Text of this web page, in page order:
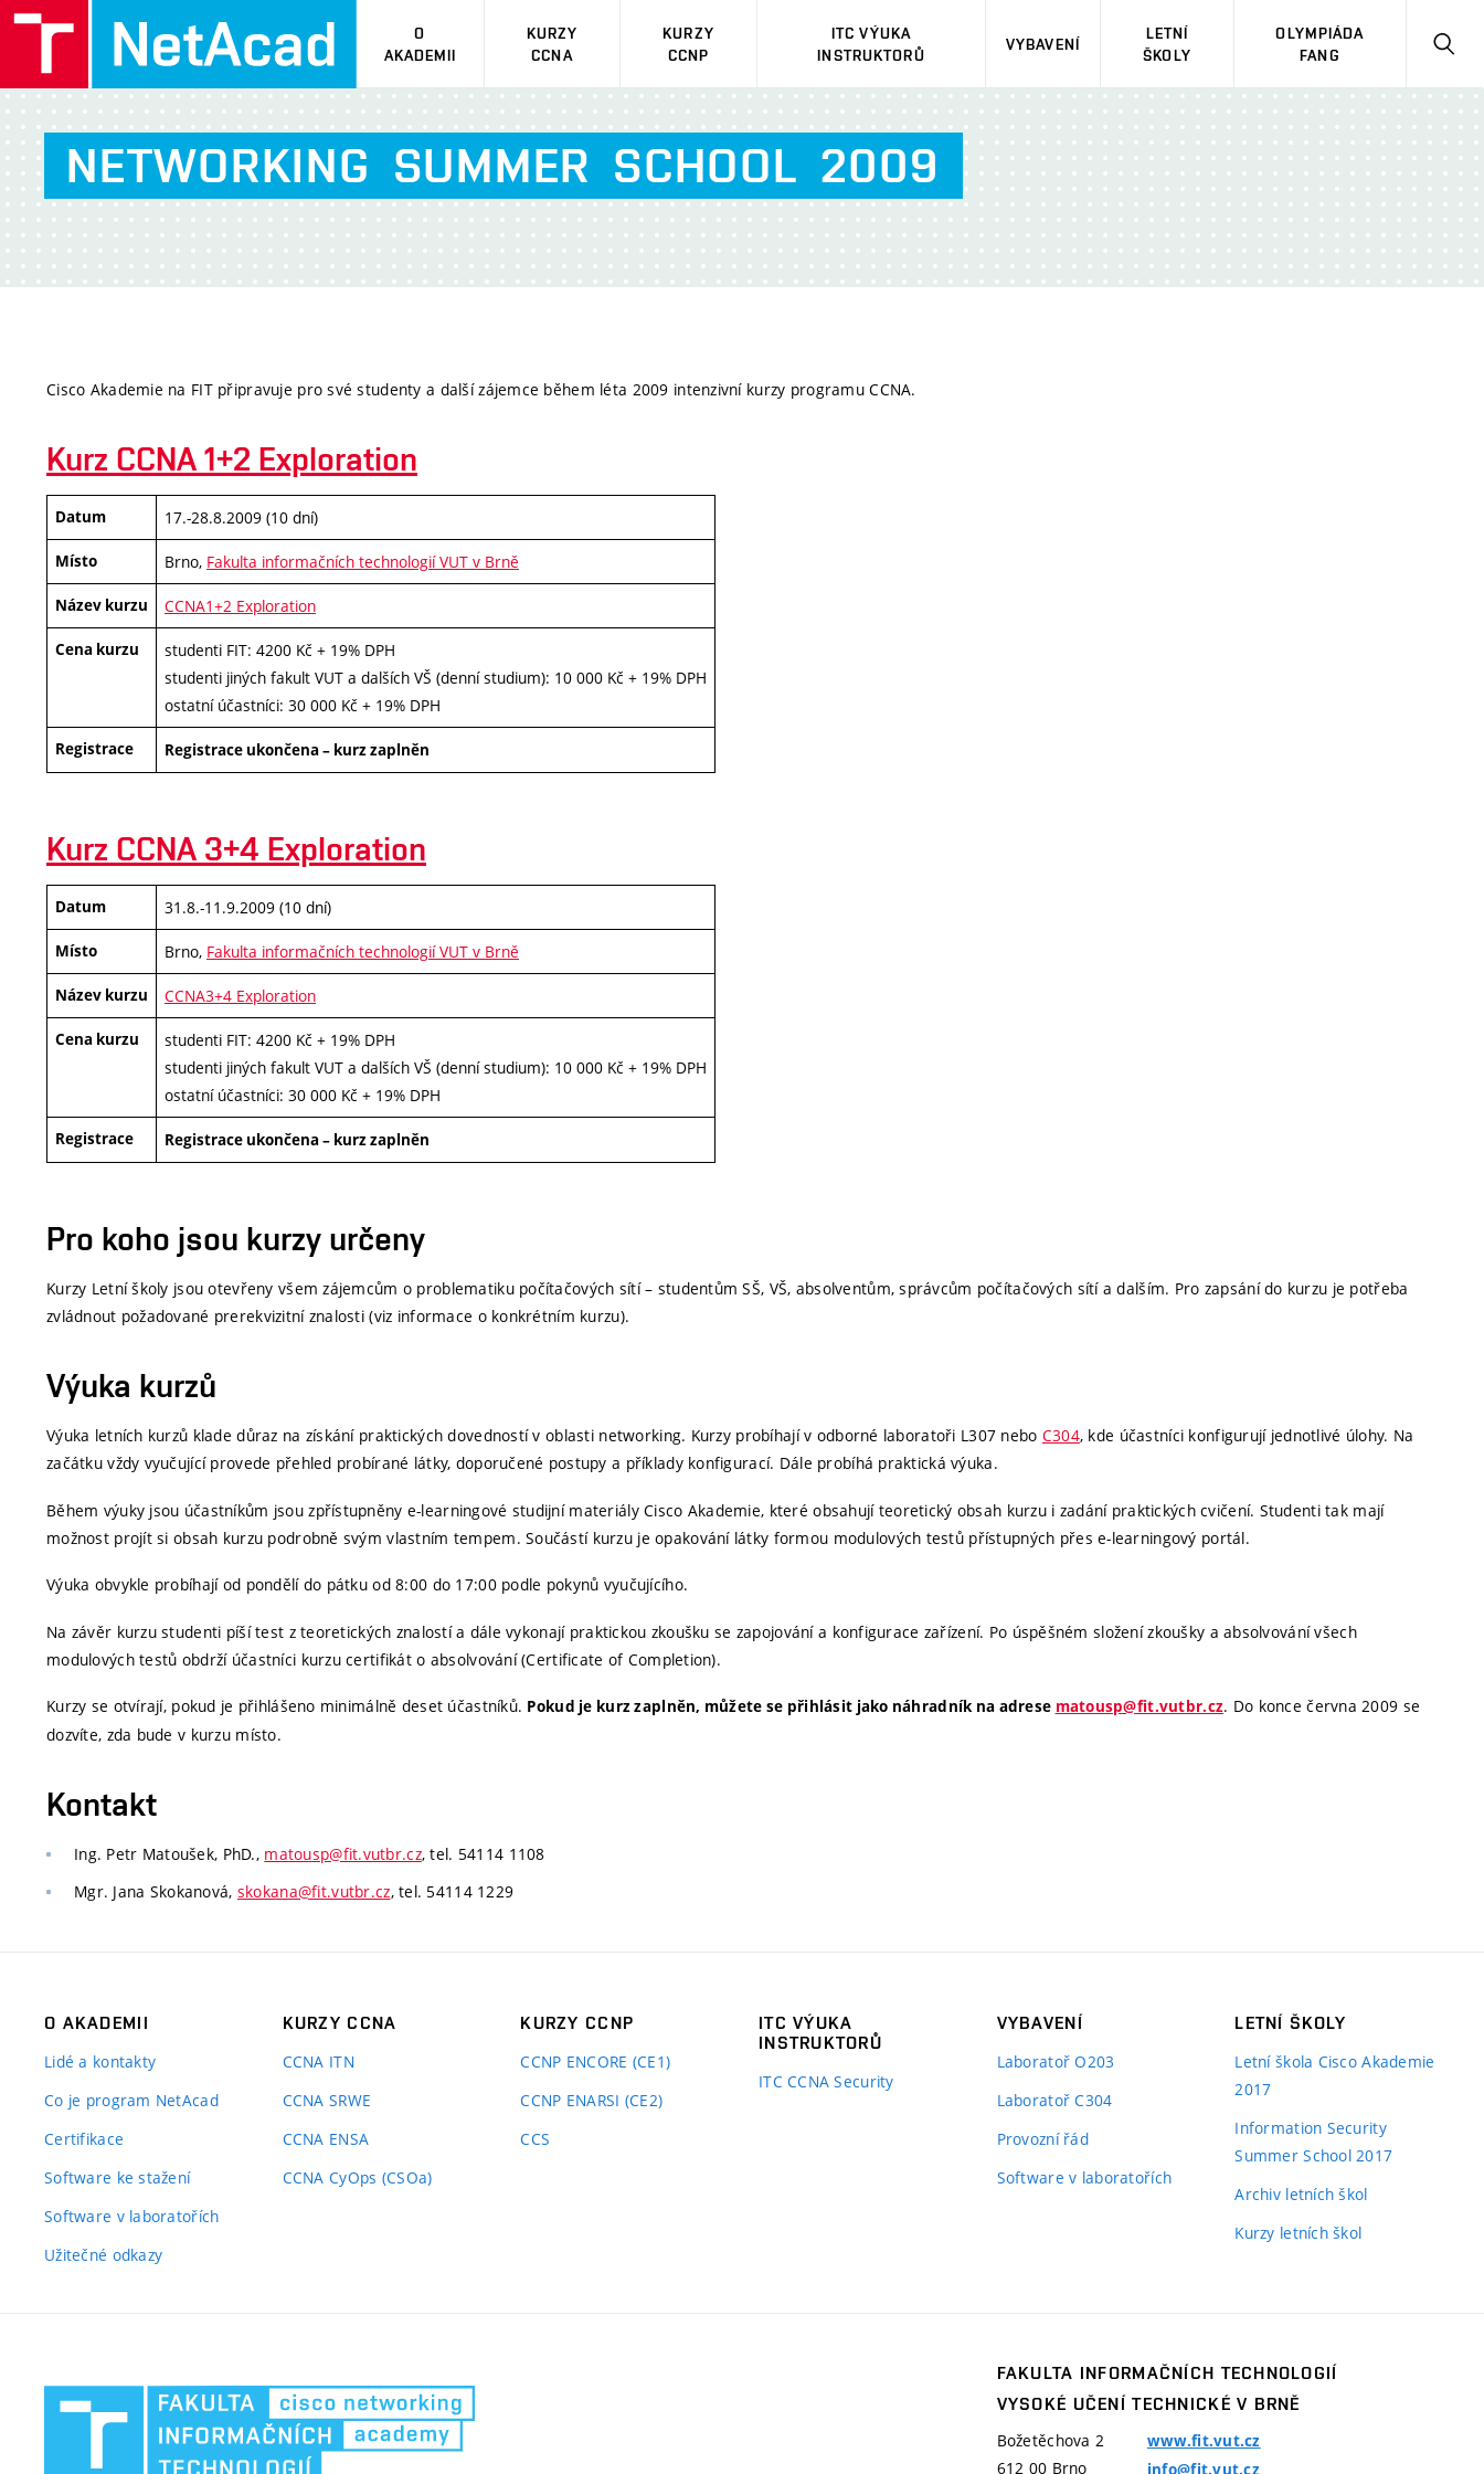
O
AKADEMII
KURZY
CCNA
KURZY
CCNP
ITC VÝUKA
INSTRUKTORŮ
VYBAVENÍ
LETNÍ
ŠKOLY
OLYMPIÁDA
FANG
NETWORKING SUMMER SCHOOL 2009
Cisco Akademie na FIT připravuje pro své studenty a další zájemce během léta 2009 intenzivní kurzy programu CCNA.
Kurz CCNA 1+2 Exploration
Datum 17.-28.8.2009 (10 dní)
Místo Brno, Fakulta informačních technologií VUT v Brně
Název kurzu CCNA1+2 Exploration
Cena kurzu
studenti FIT: 4200 Kč + 19% DPH
studenti jiných fakult VUT a dalších VŠ (denní studium): 10 000 Kč + 19% DPH
ostatní účastníci: 30 000 Kč + 19% DPH
Registrace Registrace ukončena – kurz zaplněn
Kurz CCNA 3+4 Exploration
Datum 31.8.-11.9.2009 (10 dní)
Místo Brno, Fakulta informačních technologií VUT v Brně
Název kurzu CCNA3+4 Exploration
Cena kurzu
studenti FIT: 4200 Kč + 19% DPH
studenti jiných fakult VUT a dalších VŠ (denní studium): 10 000 Kč + 19% DPH
ostatní účastníci: 30 000 Kč + 19% DPH
Registrace Registrace ukončena – kurz zaplněn
Pro koho jsou kurzy určeny
Kurzy Letní školy jsou otevřeny všem zájemcům o problematiku počítačových sítí – studentům SŠ, VŠ, absolventům, správcům počítačových sítí a dalším. Pro zapsání do kurzu je potřeba
zvládnout požadované prerekvizitní znalosti (viz informace o konkrétním kurzu).
Výuka kurzů
Výuka letních kurzů klade důraz na získání praktických dovedností v oblasti networking. Kurzy probíhají v odborné laboratoři L307 nebo C304, kde účastníci konfigurují jednotlivé úlohy. Na
začátku vždy vyučující provede přehled probírané látky, doporučené postupy a příklady konfigurací. Dále probíhá praktická výuka.
Během výuky jsou účastníkům jsou zpřístupněny e-learningové studijní materiály Cisco Akademie, které obsahují teoretický obsah kurzu i zadání praktických cvičení. Studenti tak mají
možnost projít si obsah kurzu podrobně svým vlastním tempem. Součástí kurzu je opakování látky formou modulových testů přístupných přes e-learningový portál.
Výuka obvykle probíhají od pondělí do pátku od 8:00 do 17:00 podle pokynů vyučujícího.
Na závěr kurzu studenti píší test z teoretických znalostí a dále vykonají praktickou zkoušku se zapojování a konfigurace zařízení. Po úspěšném složení zkoušky a absolvování všech
modulových testů obdrží účastníci kurzu certifikát o absolvování (Certificate of Completion).
Kurzy se otvírají, pokud je přihlášeno minimálně deset účastníků. Pokud je kurz zaplněn, můžete se přihlásit jako náhradník na adrese matousp@fit.vutbr.cz. Do konce června 2009 se
dozvíte, zda bude v kurzu místo.
Kontakt
Ing. Petr Matoušek, PhD., matousp@fit.vutbr.cz, tel. 54114 1108
Mgr. Jana Skokanová, skokana@fit.vutbr.cz, tel. 54114 1229
O AKADEMII
Lidé a kontakty
Co je program NetAcad
Certifikace
Software ke stažení
Software v laboratořích
Užitečné odkazy
KURZY CCNA
CCNA ITN
CCNA SRWE
CCNA ENSA
CCNA CyOps (CSOa)
KURZY CCNP
CCNP ENCORE (CE1)
CCNP ENARSI (CE2)
CCS
ITC VÝUKA
INSTRUKTORŮ
ITC CCNA Security
VYBAVENÍ
Laboratoř O203
Laboratoř C304
Provozní řád
Software v laboratořích
LETNÍ ŠKOLY
Letní škola Cisco Akademie
2017
Information Security
Summer School 2017
Archiv letních škol
Kurzy letních škol
FAKULTA INFORMAČNÍCH TECHNOLOGIÍ
VYSOKÉ UČENÍ TECHNICKÉ V BRNĚ
Božetěchova 2
612 00 Brno
www.fit.vut.cz
info@fit.vut.cz